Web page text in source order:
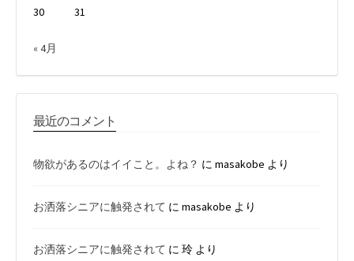
30
31
« 4月
最近のコメント
物欲があるのはイイこと。よね？ に masakobe より
お洒落シニアに触発されて に masakobe より
お洒落シニアに触発されて に 玲 より